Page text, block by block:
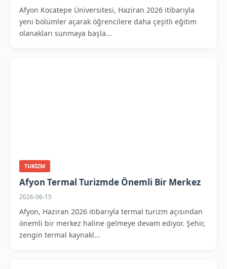
Afyon Kocatepe Üniversitesi, Haziran 2026 itibarıyla
yeni bölümler açarak öğrencilere daha çeşitli eğitim
olanakları sunmaya başla...
TURIZM
Afyon Termal Turizmde Önemli Bir Merkez
2026-06-15
Afyon, Haziran 2026 itibarıyla termal turizm açısından
önemli bir merkez haline gelmeye devam ediyor. Şehir,
zengin termal kaynakl...